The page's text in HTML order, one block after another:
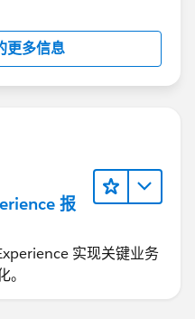
更多信息
报
实现关键业务